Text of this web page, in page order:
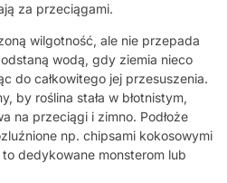
za przeciągami.
wilgotność, ale nie przepada
wodą, gdy ziemia nieco
do całkowitego jej przesuszenia.
by roślina stała w błotnistym,
na przeciągi i zimno. Podłoże
np. chipsami kokosowymi
dedykowane monsterom lub